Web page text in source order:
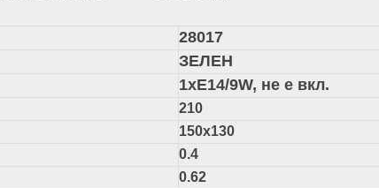
28017
ЗЕЛЕН
1xЕ14/9W, не е вкл.
210
150х130
0.4
0.62